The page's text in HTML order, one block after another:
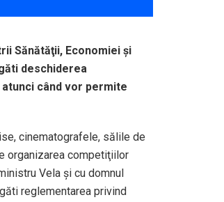
Sănătăţii, Economiei şi
deschiderea
când vor permite
cinematografele, sălile de
organizarea competiţiilor
Vela şi cu domnul
reglementarea privind